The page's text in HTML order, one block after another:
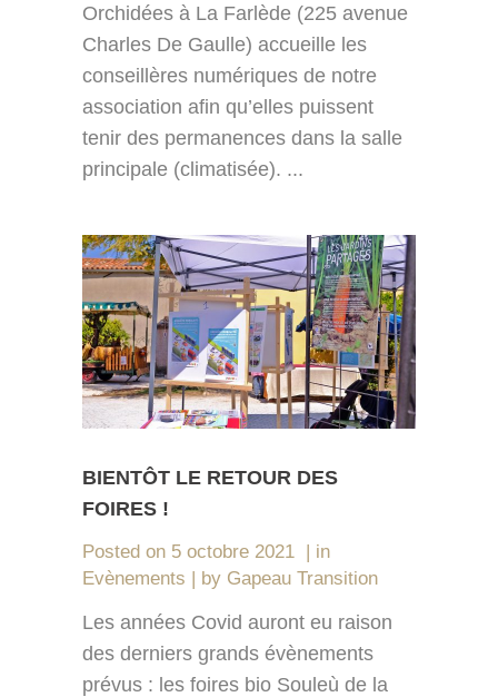
Orchidées à La Farlède (225 avenue
Charles De Gaulle) accueille les
conseillères numériques de notre
association afin qu’elles puissent
tenir des permanences dans la salle
principale (climatisée). ...
BIENTÔT LE RETOUR DES
FOIRES !
Posted on 5 octobre 2021
in
Evènements
by Gapeau Transition
Les années Covid auront eu raison
des derniers grands évènements
prévus : les foires bio Souleù de la